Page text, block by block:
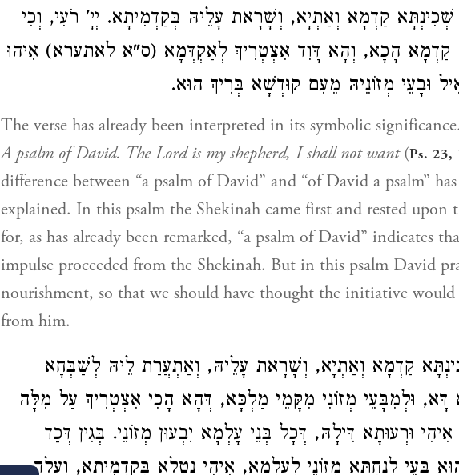
קַדְמָא וְאַתְיָא, וְשָׁרָאת עָלֵיהּ בְּקַדְמִיתָא. יְיָ' רֹעִי, וְכִי
קַדְמָא הָכָא, וְהָא דָּוִד אִצְטְרִיךְ לְאַקְדְּמָא (ס"א לאתערא) אִיהוּ
וּבָעֵי מְזוֹנֵיהּ מֵעִם קוּדְשָׁא בְּרִיךְ הוּא.
The verse has already been interpreted in its symbolic
A psalm of David. The Lord is my shepherd, I shall not want(Ps. 23,
difference between “a psalm of David” and “of David a psalm”
explained. In this psalm the Shekinah came first and rested upon
for, as has already been remarked, “a psalm of David” indicates
impulse proceeded from the Shekinah. But in this psalm David
nourishment, so that we should have thought the initiative would
from him.
קַדְמָא וְאַתְיָא, וְשָׁרָאת עָלֵיהּ, וְאַתְעֲרַת לֵיהּ לְשַׁבְּחָא
וּלְמִבָּעֵי מְזוֹנִי מִקָּמֵי מַלְכָּא, דְּהָא הָכִי אִצְטְרִיךְ עַל מִלָּה
וּרְעוּתָא דִּילָהּ, דְּכָל בְּנֵי עָלְמָא יִבְעוּן מְזוֹנֵי. בְּגִין דְּכַד
בָּעֵי לְנַחְתָּא מְזוֹנֵי לְעָלְמָא, אִיהִי נַטְלָא בְּקַדְמִיתָא, וְעָלָה